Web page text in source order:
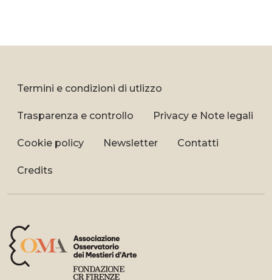
Termini e condizioni di utlizzo
Trasparenza e controllo Privacy e Note legali
Cookie policy Newsletter Contatti
Credits